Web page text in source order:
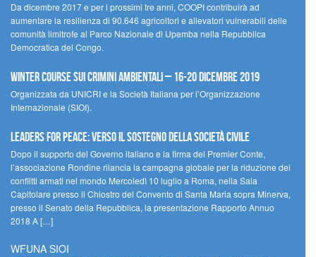
Da dicembre 2017 e per i prossimi tre anni, COOPI contribuirà ad
aumentare la resilienza di 90.646 agricoltori e allevatori vulnerabili delle
comunità limitrofe al Parco Nazionale di Upemba nella Repubblica
Democratica del Congo.
Winter Course sui Crimini Ambientali – 16-20 Dicembre 2019
Organizzata da UNICRI e la Società Italiana per l’Organizzazione
Internazionale (SIOI).
Leaders for peace: verso il sostegno della società civile
Dopo il supporto del Governo italiano e la firma del Premier Conte,
l’associazione Rondine rilancia la campagna globale per la riduzione dei
conflitti armati nel mondo Mercoledì 10 luglio a Roma, nella Sala
Capitolare presso il Chiostro del Convento di Santa Maria sopra Minerva,
presso il Senato della Repubblica, la presentazione Rapporto Annuo
2018 A […]
WFUNA SIOI